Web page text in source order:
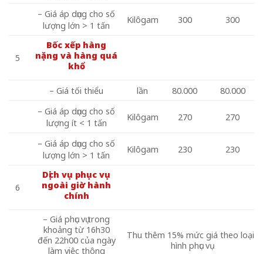
– Giá áp dụng cho số
lượng lớn > 1 tấn
Kilôgam 300 300
5
Bốc xếp hàng
nặng và hàng quá
khổ
– Giá tối thiểu lần 80.000
80.000
– Giá áp dụng cho số
lượng ít < 1 tấn
Kilôgam 270 270
– Giá áp dụng cho số
lượng lớn > 1 tấn
Kilôgam 230 230
6
Dịch vụ phục vụ
ngoài giờ hành
chính
– Giá phục vụ trong
khoảng từ 16h30
đến 22h00 của ngày
làm việc thông
Thu thêm 15% mức giá theo loại
hình phục vụ